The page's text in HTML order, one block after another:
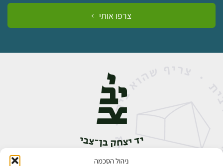
ניהול הסכמה
צרפו אותי
אבן גבירול 14, רחביה, ירושלים